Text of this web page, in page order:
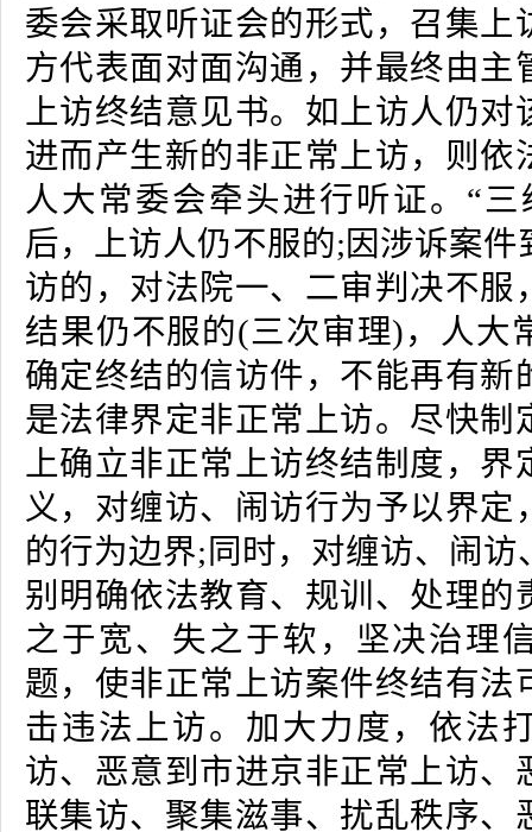
委会采取听证会的形式，召集上
方代表面对面沟通，并最终由主
上访终结意见书。如上访人仍对
进而产生新的非正常上访，则依
人大常委会牵头进行听证。“
后，上访人仍不服的;因涉诉案
访的，对法院一、二审判决不服
结果仍不服的(三次审理)，人大
确定终结的信访件，不能再有新
是法律界定非正常上访。尽快制
上确立非正常上访终结制度，界
义，对缠访、闹访行为予以界定
的行为边界;同时，对缠访、闹
别明确依法教育、规训、处理的
之于宽、失之于软，坚决治理
题，使非正常上访案件终结有法
击违法上访。加大力度，依法
访、恶意到市进京非正常上访、
联集访、聚集滋事、扰乱秩序、